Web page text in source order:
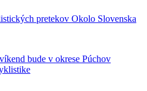
pretekov Okolo Slovenska
bude v okrese Púchov